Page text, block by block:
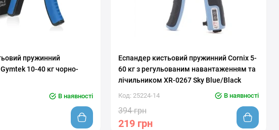
пружинний
10-40 кг чорно-
В наявності
Еспандер кистьовий пружинний Cornix 5-
60 кг з регульованим навантаженням та
лічильником XR-0267 Sky Blue/Black
Код: 25224-14 В наявності
394 грн
219 грн